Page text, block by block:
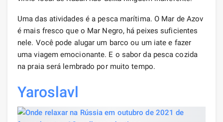
Uma das atividades é a pesca marítima. O Mar de Azov
é mais fresco que o Mar Negro, há peixes suficientes
nele. Você pode alugar um barco ou um iate e fazer
uma viagem emocionante. E o sabor da pesca cozida
na praia será lembrado por muito tempo.
Yaroslavl